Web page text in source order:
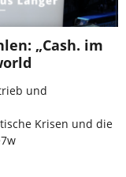
„Cash. im
und
Krisen und die